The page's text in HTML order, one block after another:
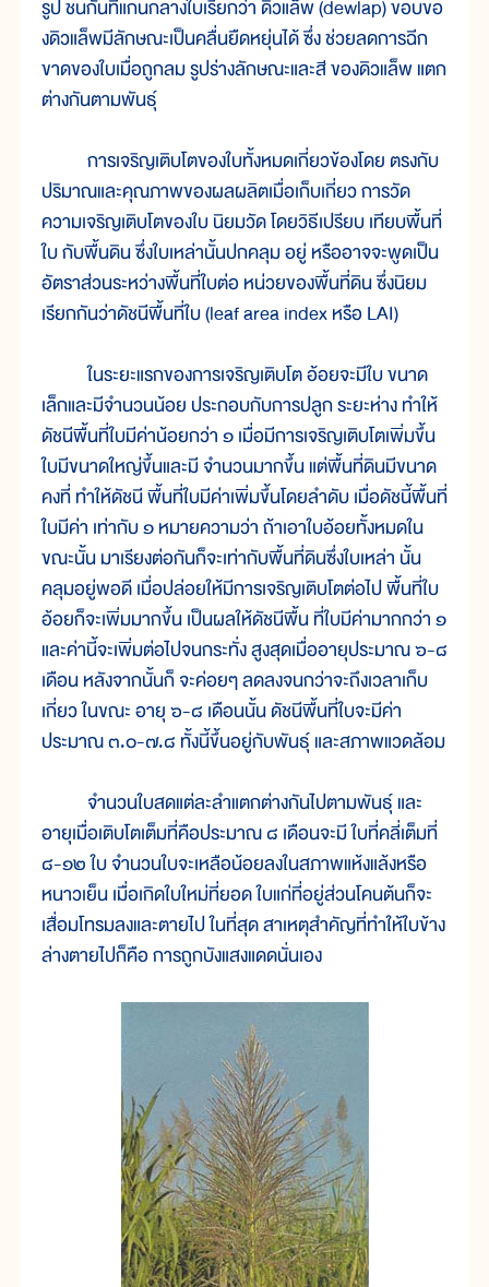
รูป ชนกันที่แกนกลางใบเรียกว่า ดิวแล็พ (dewlap) ขอบขอ
งดิวแล็พมีลักษณะเป็นคลื่นยืดหยุ่นได้ ซึ่ง ช่วยลดการฉีก
ขาดของใบเมื่อถูกลม รูปร่างลักษณะและสี ของดิวแล็พ แตก
ต่างกันตามพันธุ์
การเจริญเติบโตของใบทั้งหมดเกี่ยวข้องโดย ตรงกับ
ปริมาณและคุณภาพของผลผลิตเมื่อเก็บเกี่ยว การวัด
ความเจริญเติบโตของใบ นิยมวัด โดยวิธีเปรียบ เทียบพื้นที่
ใบ กับพื้นดิน ซึ่งใบเหล่านั้นปกคลุม อยู่ หรืออาจจะพูดเป็น
อัตราส่วนระหว่างพื้นที่ใบต่อ หน่วยของพื้นที่ดิน ซึ่งนิยม
เรียกกันว่าดัชนีพื้นที่ใบ (leaf area index หรือ LAI)
ในระยะแรกของการเจริญเติบโต อ้อยจะมีใบ ขนาด
เล็กและมีจำนวนน้อย ประกอบกับการปลูก ระยะห่าง ทำให้
ดัชนีพื้นที่ใบมีค่าน้อยกว่า ๑ เมื่อมีการเจริญเติบโตเพิ่มขึ้น
ใบมีขนาดใหญ่ขึ้นและมี จำนวนมากขึ้น แต่พื้นที่ดินมีขนาด
คงที่ ทำให้ดัชนี พื้นที่ใบมีค่าเพิ่มขึ้นโดยลำดับ เมื่อดัชนี้พื้นที่
ใบมีค่า เท่ากับ ๑ หมายความว่า ถ้าเอาใบอ้อยทั้งหมดใน
ขณะนั้น มาเรียงต่อกันก็จะเท่ากับพื้นที่ดินซึ่งใบเหล่า นั้น
คลุมอยู่พอดี เมื่อปล่อยให้มีการเจริญเติบโตต่อไป พื้นที่ใบ
อ้อยก็จะเพิ่มมากขึ้น เป็นผลให้ดัชนีพื้น ที่ใบมีค่ามากกว่า ๑
และค่านี้จะเพิ่มต่อไปจนกระทั่ง สูงสุดเมื่ออายุประมาณ ๖-๘
เดือน หลังจากนั้นก็ จะค่อยๆ ลดลงจนกว่าจะถึงเวลาเก็บ
เกี่ยว ในขณะ อายุ ๖-๘ เดือนนั้น ดัชนีพื้นที่ใบจะมีค่า
ประมาณ ๓.๐-๗.๘ ทั้งนี้ขึ้นอยู่กับพันธุ์ และสภาพแวดล้อม
จำนวนใบสดแต่ละลำแตกต่างกันไปตามพันธุ์ และ
อายุเมื่อเติบโตเต็มที่คือประมาณ ๘ เดือนจะมี ใบที่คลี่เต็มที่
๘-๑๒ ใบ จำนวนใบจะเหลือน้อยลงในสภาพแห้งแล้งหรือ
หนาวเย็น เมื่อเกิดใบใหม่ที่ยอด ใบแก่ที่อยู่ส่วนโคนต้นก็จะ
เสื่อมโทรมลงและตายไป ในที่สุด สาเหตุสำคัญที่ทำให้ใบข้าง
ล่างตายไปก็คือ การถูกบังแสงแดดนั่นเอง